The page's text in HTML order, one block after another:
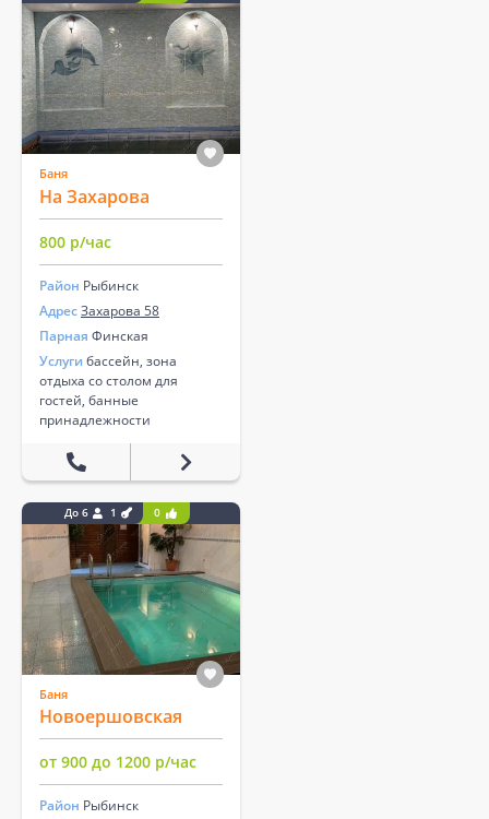
Баня
На Захарова
800 р/час
Район Рыбинск
АдресЗахарова 58
Парная Финская
Услуги бассейн, зона
отдыха со столом для
гостей, банные
принадлежности
До 6 1 0
Баня
Новоершовская
от 900 до 1200 р/час
Район Рыбинск